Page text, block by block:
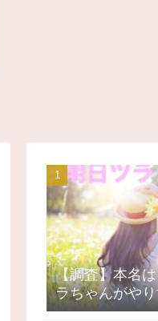
【調査】本名
ラちゃんがや
い